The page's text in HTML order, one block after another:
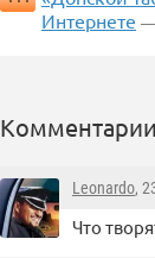
Интернете —
Leonardo,
Что